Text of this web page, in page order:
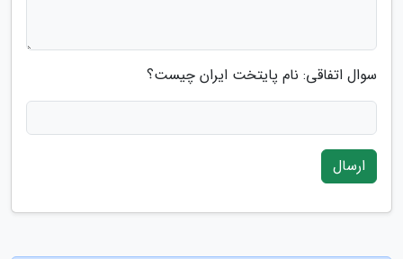
سوال اتفاقی: نام پایتخت ایران چیست؟
ارسال